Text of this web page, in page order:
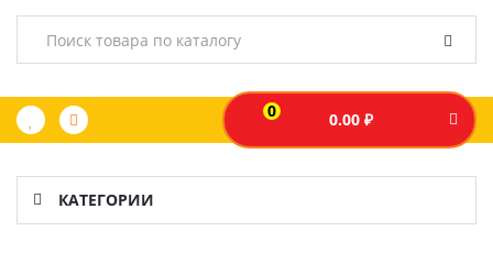
0 0.00 ₽
КАТЕГОРИИ